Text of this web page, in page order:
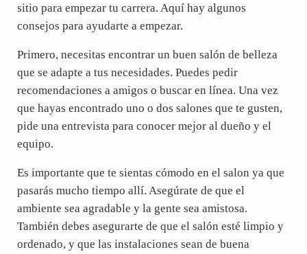
sitio para empezar tu carrera. Aquí hay algunos
consejos para ayudarte a empezar.
Primero, necesitas encontrar un buen salón de belleza
que se adapte a tus necesidades. Puedes pedir
recomendaciones a amigos o buscar en línea. Una vez
que hayas encontrado uno o dos salones que te gusten,
pide una entrevista para conocer mejor al dueño y el
equipo.
Es importante que te sientas cómodo en el salon ya que
pasarás mucho tiempo allí. Asegúrate de que el
ambiente sea agradable y la gente sea amistosa.
También debes asegurarte de que el salón esté limpio y
ordenado, y que las instalaciones sean de buena